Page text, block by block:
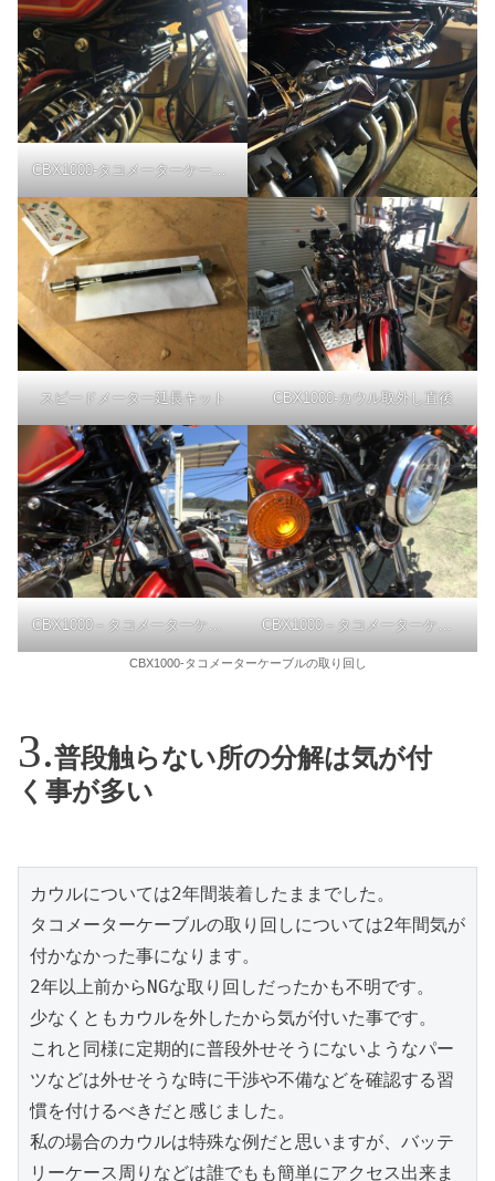
CBX1000-タコメーターケーブルの取り回し
スピードメーター延長キット CBX1000-カウル取外し直後
CBX1000－タコメーターケーブル取回しOK CBX1000－タコメーターケーブル取回しOK
CBX1000-タコメーターケーブルの取り回し
普段触らない所の分解は気が付
く事が多い
カウルについては2年間装着したままでした。
タコメーターケーブルの取り回しについては2年間気が
付かなかった事になります。
2年以上前からNGな取り回しだったかも不明です。
少なくともカウルを外したから気が付いた事です。
これと同様に定期的に普段外せそうにないようなパー
ツなどは外せそうな時に干渉や不備などを確認する習
慣を付けるべきだと感じました。
私の場合のカウルは特殊な例だと思いますが、バッテ
リーケース周りなどは誰でもも簡単にアクセス出来ま